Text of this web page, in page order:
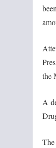
the
A